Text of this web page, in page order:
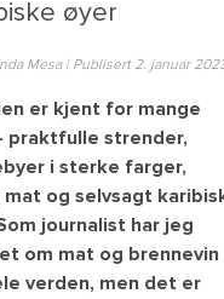
øyer
Mesa | Publisert 2. januar
er kjent for mange
praktfulle strender,
i sterke farger,
mat og selvsagt
journalist har jeg
om mat og brennevin
verden, men det er